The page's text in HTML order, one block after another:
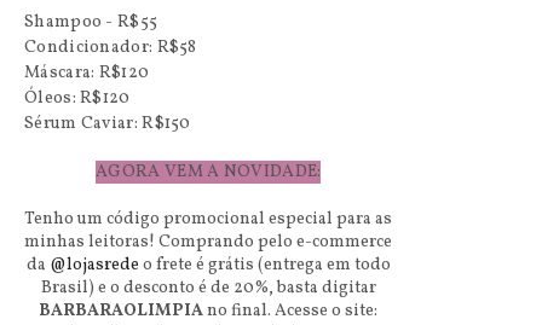
Shampoo - R$55
Condicionador: R$58
Máscara: R$120
Óleos: R$120
Sérum Caviar: R$150
AGORA VEM A NOVIDADE:
Tenho um código promocional especial para as
minhas leitoras! Comprando pelo e-commerce
da @lojasrede o frete é grátis (entrega em todo
Brasil) e o desconto é de 20%, basta digitar
BARBARAOLIMPIAno final. Acesse o site: